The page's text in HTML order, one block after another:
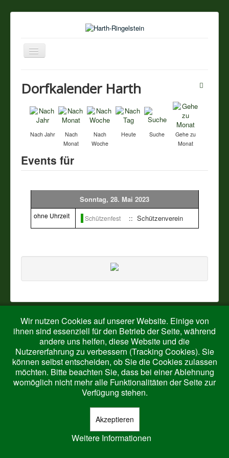
Navigation
an/aus
Vereine
Impressum
Dorfkalender Harth
Nach Jahr
Nach
Monat
Nach
Woche
Heute Suche
Gehe zu
Monat
Events für
Sonntag, 28. Mai 2023
ohne Uhrzeit Schützenfest :: Schützenverein
Nach oben
© 2026 Harth-Ringelstein
Wir nutzen Cookies auf unserer Website. Einige von
ihnen sind essenziell für den Betrieb der Seite, während
andere uns helfen, diese Website und die
Nutzererfahrung zu verbessern (Tracking Cookies). Sie
können selbst entscheiden, ob Sie die Cookies zulassen
möchten. Bitte beachten Sie, dass bei einer Ablehnung
womöglich nicht mehr alle Funktionalitäten der Seite zur
Verfügung stehen.
Akzeptieren
Weitere Informationen